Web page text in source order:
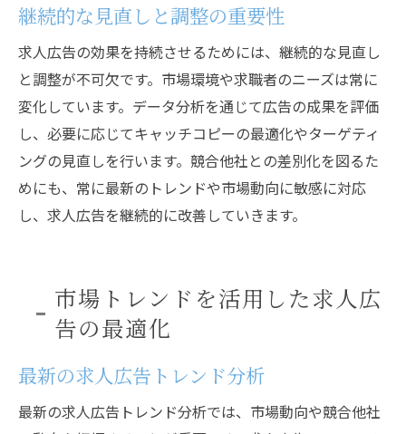
継続的な見直しと調整の重要性
求人広告の効果を持続させるためには、継続的な見直し
と調整が不可欠です。市場環境や求職者のニーズは常に
変化しています。データ分析を通じて広告の成果を評価
し、必要に応じてキャッチコピーの最適化やターゲティ
ングの見直しを行います。競合他社との差別化を図るた
めにも、常に最新のトレンドや市場動向に敏感に対応
し、求人広告を継続的に改善していきます。
市場トレンドを活用した求人広
告の最適化
最新の求人広告トレンド分析
最新の求人広告トレンド分析では、市場動向や競合他社